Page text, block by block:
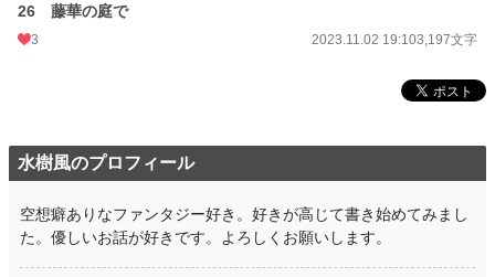
26 藤華の庭で
3 2023.11.02 19:103,197文字
水樹風のプロフィール
空想癖ありなファンタジー好き。好きが高じて書き始めてみまし
た。優しいお話が好きです。よろしくお願いします。